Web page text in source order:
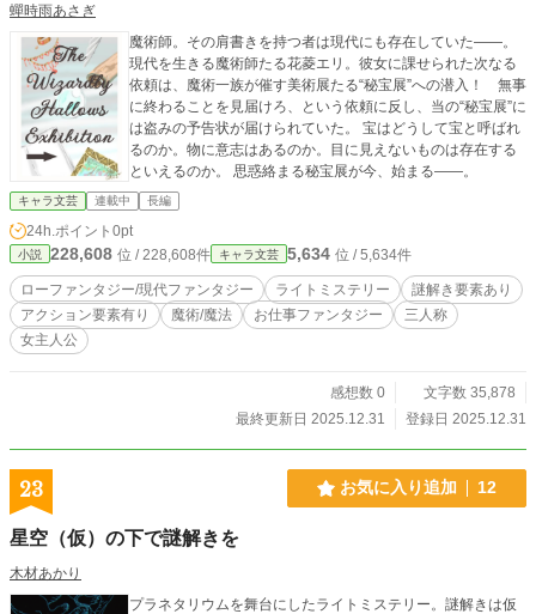
蟬時雨あさぎ
魔術師。その肩書きを持つ者は現代にも存在していた――。
現代を生きる魔術師たる花菱エリ。彼女に課せられた次なる
依頼は、魔術一族が催す美術展たる“秘宝展”への潜入！ 無事
に終わることを見届けろ、という依頼に反し、当の“秘宝展”に
は盗みの予告状が届けられていた。 宝はどうして宝と呼ばれ
るのか。物に意志はあるのか。目に見えないものは存在する
といえるのか。 思惑絡まる秘宝展が今、始まる――。
キャラ文芸 連載中 長編
24h.ポイント 0pt
小説 228,608 位 / 228,608件 キャラ文芸 5,634 位 / 5,634件
ローファンタジー/現代ファンタジー ライトミステリー
謎解き要素あり
アクション要素有り
魔術/魔法 お仕事ファンタジー
三人称
女主人公
感想数 0
文字数 35,878
最終更新日 2025.12.31
登録日 2025.12.31
23 お気に入り追加 12
星空（仮）の下で謎解きを
木材あかり
プラネタリウムを舞台にしたライトミステリー。謎解きは仮